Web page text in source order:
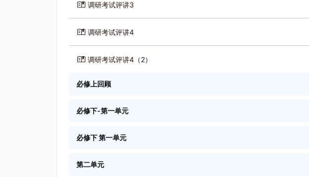
调研考试评讲3
调研考试评讲4
调研考试评讲4（2）
必修上回顾
必修下-第一单元
必修下 第一单元
第二单元